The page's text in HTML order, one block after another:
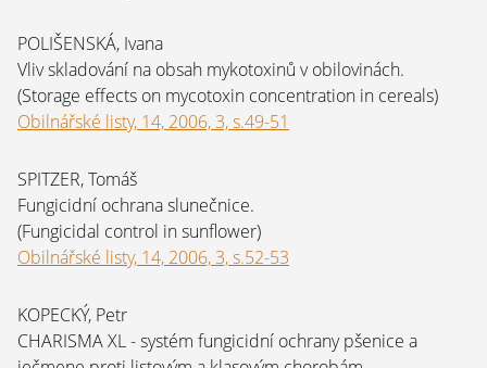
POLIŠENSKÁ, Ivana
Vliv skladování na obsah mykotoxinů v obilovinách.
(Storage effects on mycotoxin concentration in cereals)
Obilnářské listy, 14, 2006, 3, s.49-51
SPITZER, Tomáš
Fungicidní ochrana slunečnice.
(Fungicidal control in sunflower)
Obilnářské listy, 14, 2006, 3, s.52-53
KOPECKÝ, Petr
CHARISMA XL - systém fungicidní ochrany pšenice a